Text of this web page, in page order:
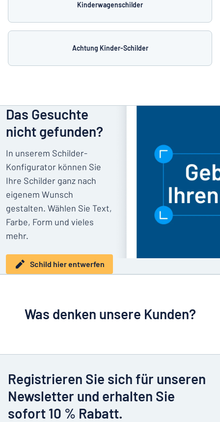
Kinderwagenschilder
Achtung Kinder-Schilder
Das Gesuchte
nicht gefunden?
In unserem Schilder-
Konfigurator können Sie
Ihre Schilder ganz nach
eigenem Wunsch
gestalten. Wählen Sie Text,
Farbe, Form und vieles
mehr.
Schild hier entwerfen
Was denken unsere Kunden?
Registrieren Sie sich für unseren
Newsletter und erhalten Sie
sofort 10 % Rabatt.